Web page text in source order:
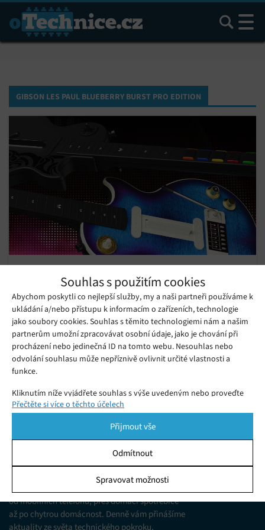
Souhlas s použitím cookies
Abychom poskytli co nejlepší služby, my a naši partneři používáme k
ukládání a/nebo přístupu k informacím o zařízeních, technologie
jako soubory cookies. Souhlas s těmito technologiemi nám a našim
partnerům umožní zpracovávat osobní údaje, jako je chování při
procházení nebo jedinečná ID na tomto webu. Nesouhlas nebo
odvolání souhlasu může nepříznivě ovlivnit určité vlastnosti a
funkce.
Kliknutím níže vyjádřete souhlas s výše uvedeným nebo proveďte
podrobnější rozhodnutí. Vaše volby budou použity pouze na tomto
pomocí přepínačů v Zásadách cookies nebo kliknutím na tlačítko
Spravovat souhlas ve spodní části obrazovky.
Ukládání a/nebo přístup k informacím v zařízení, Porozumění
publiku prostřednictvím statistik nebo kombinací údajů z
různých zdrojů.
Přečtěte si více o těchto účelech
Přijmout vše
Odmítnout
Spravovat možnosti
Hledat
GIBSON LES PAUL BLUEBERRY BURST PRO EDITION
kytarové ovladače pro hudební hry
Úterý 18. 03. 2025 Samuel
Výrobce herního příslušenství CRKD se spojil s legendární
značkou Gibson a společně přinášejí nové kytarové ovladače
inspirované modelem Gibson Les Paul.
Jsme web zajímající se o technologické novinky
od mobilních telefonů, přes domácí spotřebiče
až po chytrou domácnost. Denně vám přinášíme
aktuality ze světa technického pokroku,